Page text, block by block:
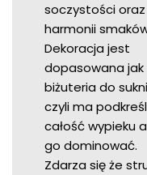
soczystości oraz
harmonii
Dekoracja jest
dopasowana jak
biżuteria do sukni
czyli ma
całość wypieku
go dominować.
Zdarza się że